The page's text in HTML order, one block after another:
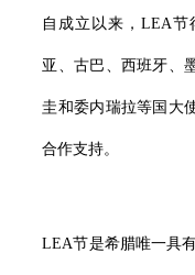
自成立以来，LEA
亚、古巴、西班牙、
圭和委内瑞拉等国大
合作支持。
LEA节是希腊唯一具